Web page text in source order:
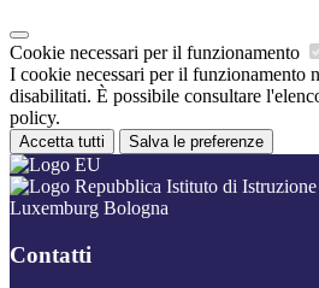
Cookie necessari per il funzionamento
I cookie necessari per il funzionamento
disabilitati. È possibile consultare
policy.
Accetta tutti Salva le preferenze
Istituto di
Luxemburg Bologna
Contatti